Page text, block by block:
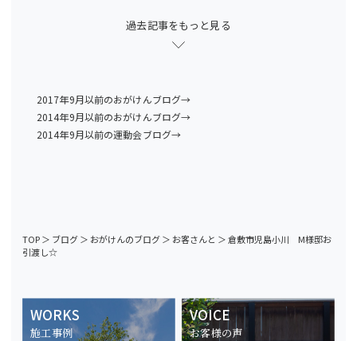
過去記事をもっと見る
2017年9月以前のおがけんブログ→
2014年9月以前のおがけんブログ→
2014年9月以前の運動会ブログ→
TOP＞ ブログ＞ おがけんのブログ＞ お客さんと ＞倉敷市児島小川 M様邸お
引渡し☆
WORKS
施工事例
VOICE
お客様の声